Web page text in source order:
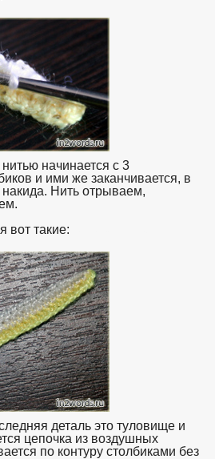
начинается с 3
и ими же заканчивается, в
накида. Нить отрываем,
вот такие:
деталь это туловище и
цепочка из воздушных
по контуру столбиками без